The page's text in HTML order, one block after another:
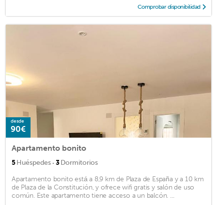
Comprobar disponibilidad
desde
90€
Apartamento bonito
5Huéspedes · 3Dormitorios
Apartamento bonito está a 8,9 km de Plaza de España y a 10 km
de Plaza de la Constitución, y ofrece wifi gratis y salón de uso
común. Este apartamento tiene acceso a un balcón. ...